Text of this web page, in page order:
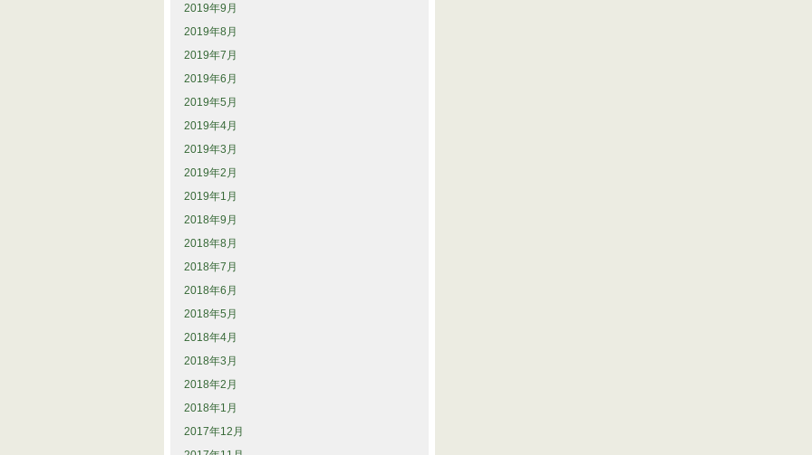
2019年9月
2019年8月
2019年7月
2019年6月
2019年5月
2019年4月
2019年3月
2019年2月
2019年1月
2018年9月
2018年8月
2018年7月
2018年6月
2018年5月
2018年4月
2018年3月
2018年2月
2018年1月
2017年12月